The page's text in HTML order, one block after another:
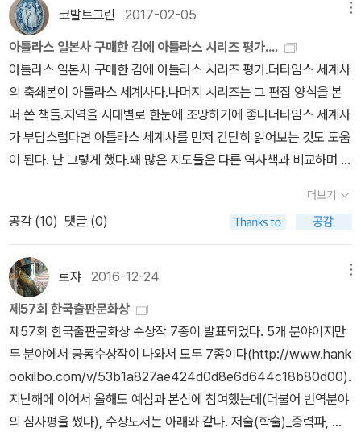
조치를 통해 많은 무사들과 주종관계를 맺고 세력을 확장했다.* 세이
타이쇼군(征夷大將軍, 이하 쇼군) : 본래 나라·헤이안 시대에 동쪽
지역의 에미시 정벌을 위해 파견된 장군의 명칭이었는데, 요리토모가
천황에게 이 직책을 받으면서 막부의 수장을 가리키는 말이 되었다.*
고케닌(御家人) : 막부의 수장과 주종관계를 맺은 무사▷ 조큐의 난
(1221)요리토모 사후 권력 다툼으로 막부가 동요하자, 이를 틈타 고
토바 상황(퇴위한 후에 천황의 후견인을 자처하면서 실권을 장악한
전임 천황)이 거병했지만, 막부군에게 패한 사건. 이를 계기로 막부는
천황을 폐위하고 세 명의 상황을 유배시킨다. - 영향 : 상황의 재산을
물려받은 고케닌들이 새롭게 지토(地頭)에 임명되어 서국 지역으로
評定衆이 설치되어 집단 합의 정치가 시행된다.▷ 몽골 침략1차 원
정(1274)과 2차 원정(1279) 모두 별다른 피해를 입지 않았지만, 10
세기 이후 국제적 긴장 관계를 경험하지 못했던 일본은 정신적 충격
이 심대했다. 2차 원정시 불어닥친 태풍은 일본을 가호하는 신들이
'가미카제(神風)'로 외적을 격퇴한다는 신국사상神國思想을 널
리 퍼뜨렸다. - 영향 : 몽골 침략 방어에 동원된 고케닌들이 충분한
은상을 받지 못하고, 화폐경제의 발달로 생계가 날로 궁핍해지자 악
당-장원영주나 막부체제에 저항하는 무사들을 지칭-으로 변모하는
코발트그린 2017-02-05
아틀라스 일본사 구매한 김에 아틀라스 시리즈 평가....
아틀라스 일본사 구매한 김에 아틀라스 시리즈 평가.더타임스 세계사
의 축쇄본이 아틀라스 세계사다.나머지 시리즈는 그 편집 양식을 본
떠 쓴 책들.지역을 시대별로 한눈에 조망하기에 좋다더타임스 세계사
가 부담스럽다면 아틀라스 세계사를 먼저 간단히 읽어보는 것도 도움
이 된다. 난 그렇게 했다.꽤 많은 지도들은 다른 역사책과 비교하며 읽
비슷하다.주머니가 넉넉치 않아 중고 구매를 노리는데매장에선 만원
가까이 저렴하다.일본사 싸게 사서 아침부터 기분이 날라간다 ㅎㅎ
더보기
공감 (10) 댓글 (0)
로쟈 2016-12-24
제57회 한국출판문화상
제57회 한국출판문화상 수상작 7종이 발표되었다. 5개 분야이지만
두 분야에서 공동수상작이 나와서 모두 7종이다(http://www.hank
ookilbo.com/v/53b1a827ae424d0d8e6d644c18b80d00).
지난해에 이어서 올해도 예심과 본심에 참여했는데(더불어 번역분야
의 심사평을 썼다), 수상도서는 아래와 같다. 저술(학술)_중력파, 아